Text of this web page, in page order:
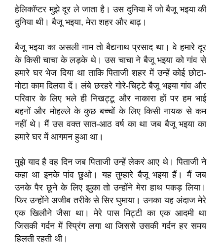
हेलिकॉप्टर मुझे दूर ले जाता है। उस दुनिया में जो बैजू भइया की
दुनिया थी। बैजू भइया, मेरा शहर और बाढ़।
बैजू भइया का असली नाम तो बैद्यनाथ प्रसाद था। वे हमारे दूर
के किसी चाचा के लड़के थे। उस चाचा ने बैजू भइया को गांव से
हमारे घर भेज दिया था ताकि पिताजी शहर में उन्हें कोई छोटा-
मोटा काम दिलवा दें। लंबे छरहरे गोरे-चिट्टे बैजू भइया गांव और
परिवार के लिए भले ही निखट्टू और नाकारा हों पर हम भाई
बहनों और मोहल्ले के कुछ बच्चों के लिए किसी नायक से कम
नहीं थे। मैं उस वक्त सात-आठ वर्ष का था जब बैजू भइया का
हमारे घर में आगमन हुआ था।
मुझे याद है वह दिन जब पिताजी उन्हें लेकर आए थे। पिताजी ने
कहा था इनके पांव छुओ। यह तुम्हारे बैजू भइया हैं। मैं जब
उनके पैर छूने के लिए झुका तो उन्होंने मेरा हाथ पकड़ लिया।
फिर उन्होंने अजीब तरीके से सिर घुमाया। उनका यह अंदाज मेरे
एक खिलौने जैसा था। मेरे पास मिट्टी का एक आदमी था
जिसकी गर्दन में स्प्रिंग लगा था जिससे उसकी गर्दन हर समय
हिलती रहती थी।